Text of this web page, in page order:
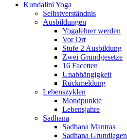
Kundalini Yoga
Selbstverständnis
Ausbildungen
Yogalehrer werden
Vor Ort
Stufe 2 Ausbildung
Zwei Grundgesetze
16 Facetten
Unabhängigkeit
Rückmeldung
Lebenszyklen
Mondpunkte
Lebensjahre
Sadhana
Sadhana Mantras
Sadhana Grundlagen